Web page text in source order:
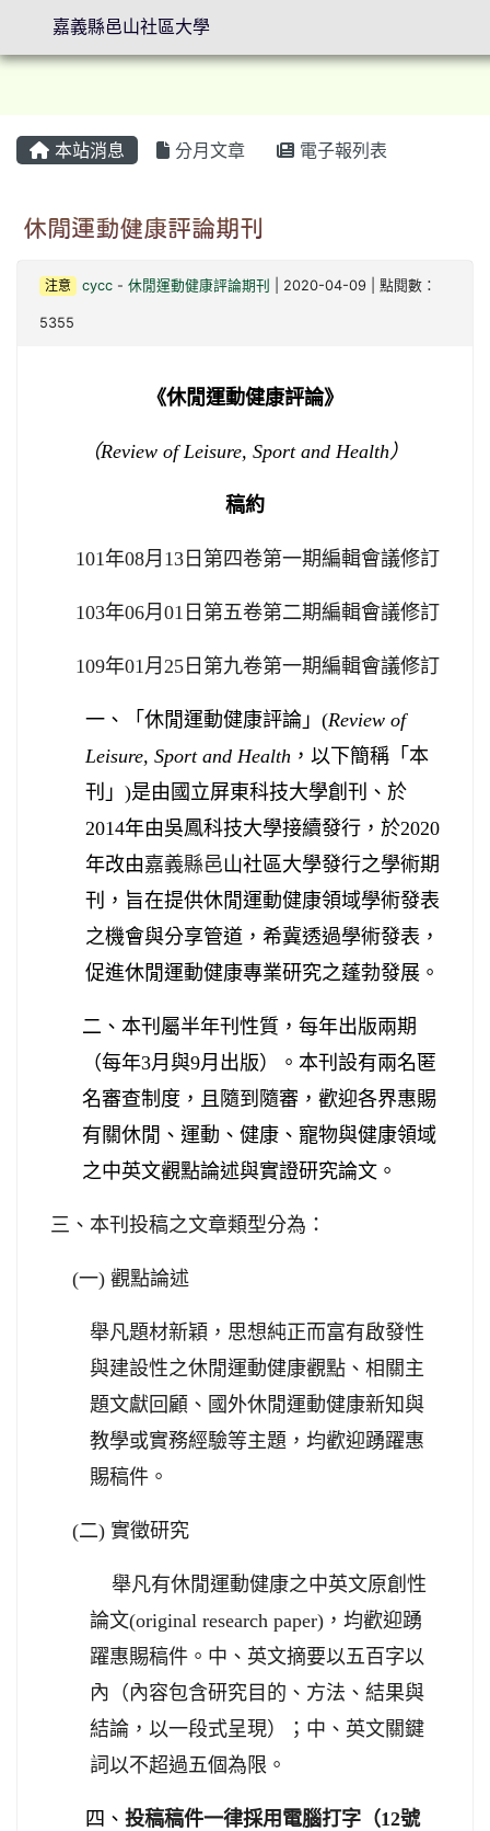
本站消息 分月文章 電子報列表
休閒運動健康評論期刊
注意 cycc- 休閒運動健康評論期刊 | 2020-04-09 | 點閱數：
5355
《休閒運動健康評論》
（Review of Leisure, Sport and Health）
稿約
101年08月 13 日第四卷第一期編輯會議修訂
103年06月 01 日第五卷第二期編輯會議修訂
109年01月 25 日第九卷第一期編輯會議修訂
一、「休閒運動健康評論」 (Review of
Leisure, Sport and Health ，以下簡稱「本
刊」 )是由國立屏東科技大學創刊 、於
2014年由吳鳳科技大學接續發行 ， 於2020
年改由嘉義縣邑山社區大學發行之學術期
刊，旨在提供休閒運動健康領域學術發表
之機會與分享管道，希冀透過學術發表，
促進休閒運動健康專業研究之蓬勃發展。
二、本刊屬半年刊性質，每年出版兩期
（每年3月與9月出版）。本刊設有兩名匿
名審查制度，且隨到隨審，歡迎各界惠賜
有關休閒 、 運動 、 健康、 寵物與健康領域
之中英文觀點論述與實證研究論文。
三、本刊投稿之文章類型分為：
(一) 觀點論述
舉凡題材新穎，思想純正而富有啟發性
與建設性之休閒運動健康觀點、相關主
題文獻回顧、國外休閒運動健康新知與
教學或實務經驗等主題，均歡迎踴躍惠
賜稿件。
(二) 實徵研究
舉凡有休閒運動健康之中英文原創性
論文(original research paper) ，均歡迎踴
躍惠賜稿件。中、英文摘要以五百字以
內（內容包含研究目的、方法、結果與
結論，以一段式呈現）；中、英文關鍵
詞以不超過五個為限。
四、 投稿稿件一律採用電腦打字（12號
嘉義縣邑山社區大學